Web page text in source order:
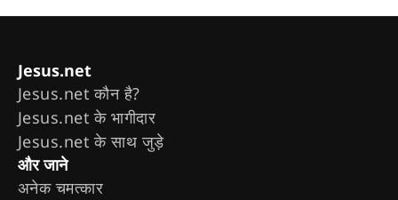
Jesus.net
Jesus.net कौन है?
Jesus.net के भागीदार
Jesus.net के साथ जुड़े
और जाने
अनेक चमत्कार